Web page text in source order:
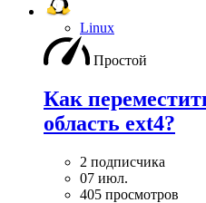
Linux
Простой
Как
область ext4?
2 подписчика
07 июл.
405 просмотров